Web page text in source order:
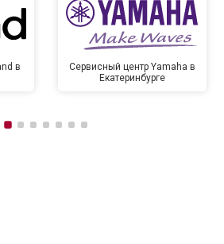
в
Сервисный центр Yamaha в
Екатеринбурге